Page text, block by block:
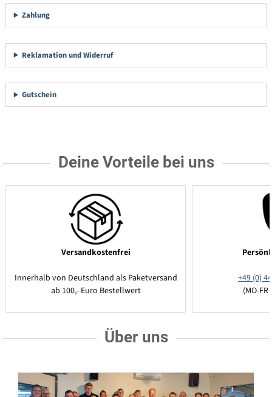
Zahlung
Reklamation und Widerruf
Gutschein
Deine Vorteile bei uns
Versandkostenfrei
Innerhalb von Deutschland als Paketversand
ab 100,- Euro Bestellwert
+49 (0)
(MO-
Über uns